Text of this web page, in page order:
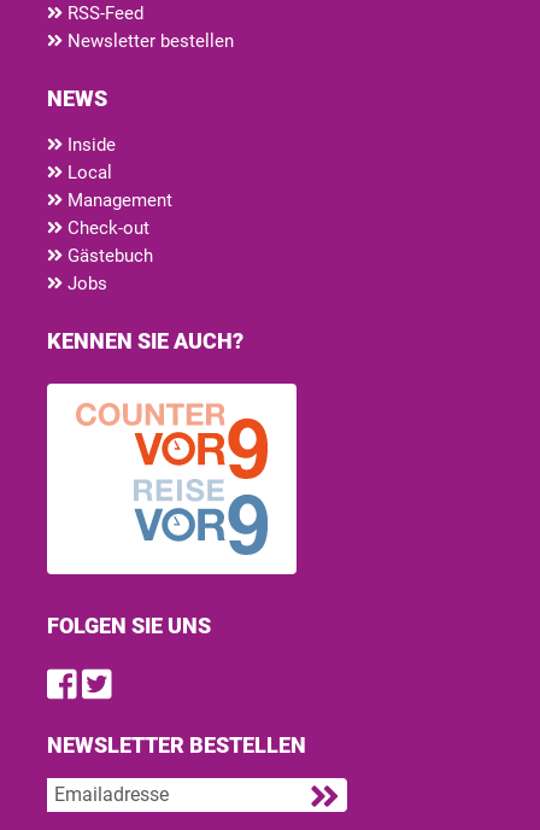
RSS-Feed
Newsletter bestellen
NEWS
Inside
Local
Management
Check-out
Gästebuch
Jobs
KENNEN SIE AUCH?
FOLGEN SIE UNS
Find us on Facebook
Follow us on Twitter
NEWSLETTER BESTELLEN